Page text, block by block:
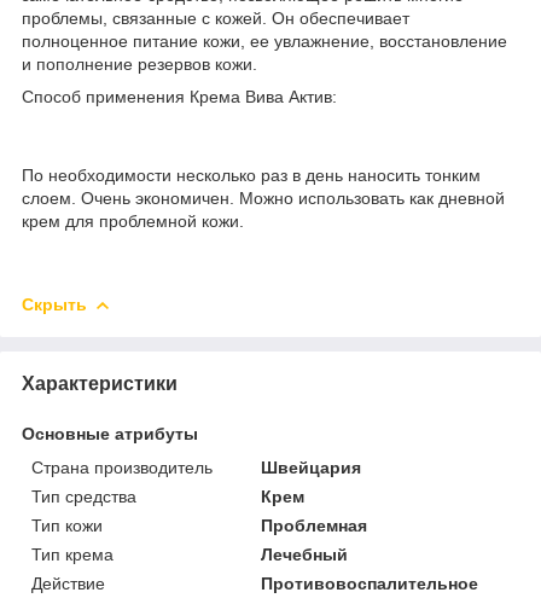
проблемы, связанные с кожей. Он обеспечивает
полноценное питание кожи, ее увлажнение, восстановление
и пополнение резервов кожи.
Способ применения Крема Вива Актив:
По необходимости несколько раз в день наносить тонким
слоем. Очень экономичен. Можно использовать как дневной
крем для проблемной кожи.
Скрыть
Характеристики
Основные атрибуты
Страна производитель
Швейцария
Тип средства
Крем
Тип кожи
Проблемная
Тип крема
Лечебный
Действие
Противовоспалительное